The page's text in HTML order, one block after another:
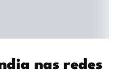
nas redes